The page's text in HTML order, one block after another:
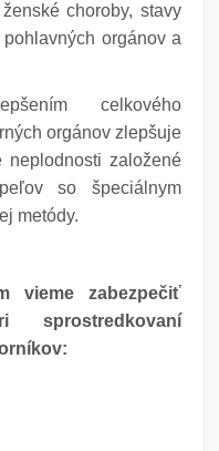
choroby, stavy
orgánov a
celkového
orgánov zlepšuje
neplodnosti založené
so špeciálnym
metódy.
vieme zabezpečiť
sprostredkovaní